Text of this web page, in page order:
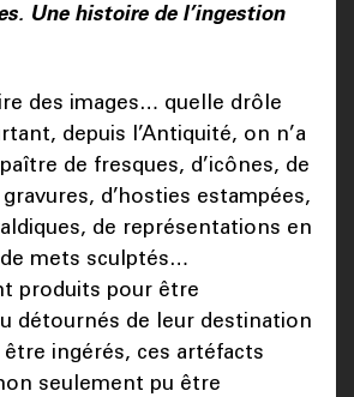
Une histoire de l’ingestion
des images… quelle drôle
depuis l’Antiquité, on n’a
de fresques, d’icônes, de
d’hosties estampées,
de représentations en
mets sculptés…
produits pour être
détournés de leur destination
ingérés, ces artéfacts
seulement pu être